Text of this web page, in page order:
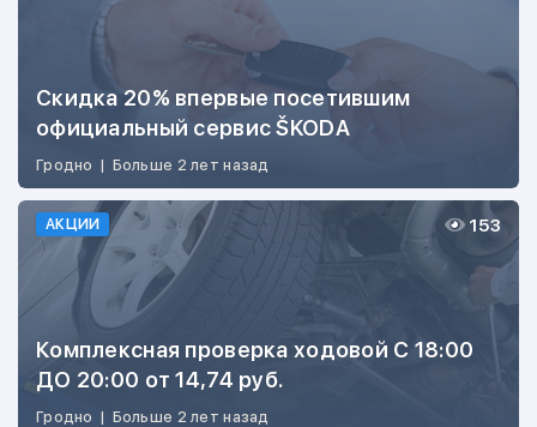
Скидка 20% впервые посетившим
официальный сервис ŠKODA
Гродно | Больше 2 лет назад
АКЦИИ
Комплексная проверка ходовой С 18:00
ДО 20:00 от 14,74 руб.
Гродно | Больше 2 лет назад
153